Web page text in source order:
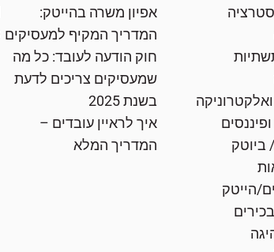
ביוטק
הייטק
אפיון משרה בהייטק:
המדריך המקיף למעסיקים
חוק הודעה לעובד: כל מה
שמעסיקים צריכים לדעת
בשנת 2025
איך לראיין עובדים –
המדריך המלא